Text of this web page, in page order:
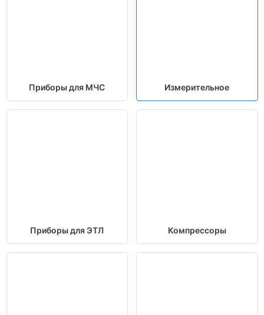
Приборы для МЧС Измерительное
Приборы для ЭТЛ Компрессоры